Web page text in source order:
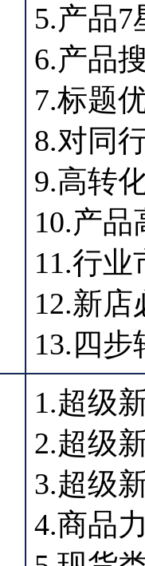
5.产品
6.产品
7.标题
8.对同
9.高转
10.产
11.行
12.新
13.四
1.超级
2.超级
3.超级
4.商品